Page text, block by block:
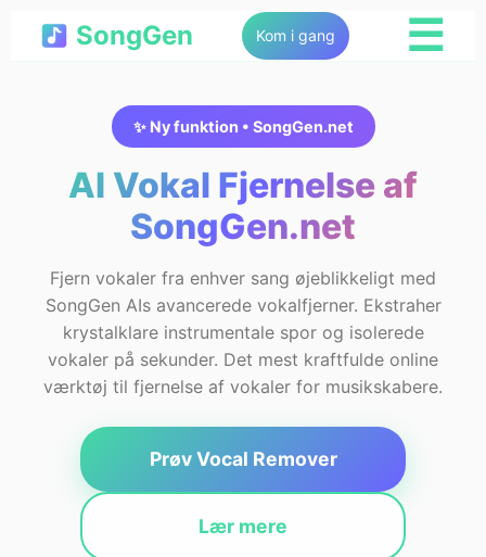
SongGen Kom i gang ☰
✨ Ny funktion • SongGen.net
AI Vokal Fjernelse af
SongGen.net
Fjern vokaler fra enhver sang øjeblikkeligt med
SongGen AIs avancerede vokalfjerner. Ekstraher
krystalklare instrumentale spor og isolerede
vokaler på sekunder. Det mest kraftfulde online
værktøj til fjernelse af vokaler for musikskabere.
Prøv Vocal Remover
Lær mere